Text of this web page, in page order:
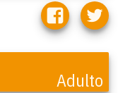
Adulto